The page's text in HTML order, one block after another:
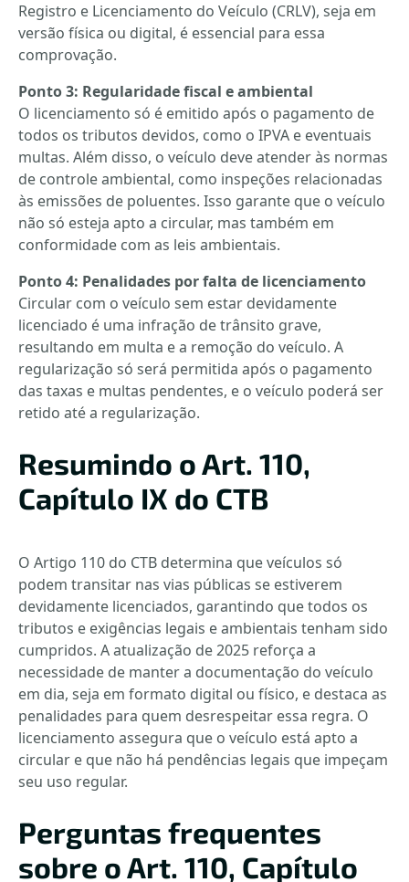
Registro e Licenciamento do Veículo (CRLV), seja em
versão física ou digital, é essencial para essa
comprovação.
Ponto 3: Regularidade fiscal e ambiental
O licenciamento só é emitido após o pagamento de
todos os tributos devidos, como o IPVA e eventuais
multas. Além disso, o veículo deve atender às normas
de controle ambiental, como inspeções relacionadas
às emissões de poluentes. Isso garante que o veículo
não só esteja apto a circular, mas também em
conformidade com as leis ambientais.
Ponto 4: Penalidades por falta de licenciamento
Circular com o veículo sem estar devidamente
licenciado é uma infração de trânsito grave,
resultando em multa e a remoção do veículo. A
regularização só será permitida após o pagamento
das taxas e multas pendentes, e o veículo poderá ser
retido até a regularização.
Resumindo o Art. 110,
Capítulo IX do CTB
O Artigo 110 do CTB determina que veículos só
podem transitar nas vias públicas se estiverem
devidamente licenciados, garantindo que todos os
tributos e exigências legais e ambientais tenham sido
cumpridos. A atualização de 2025 reforça a
necessidade de manter a documentação do veículo
em dia, seja em formato digital ou físico, e destaca as
penalidades para quem desrespeitar essa regra. O
licenciamento assegura que o veículo está apto a
circular e que não há pendências legais que impeçam
seu uso regular.
Perguntas frequentes
sobre o Art. 110, Capítulo